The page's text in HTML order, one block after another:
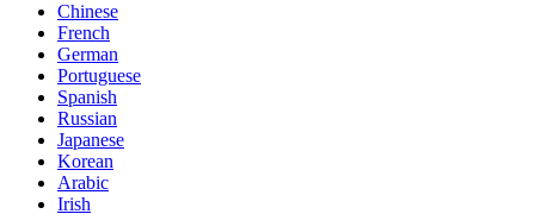
Chinese
French
German
Portuguese
Spanish
Russian
Japanese
Korean
Arabic
Irish